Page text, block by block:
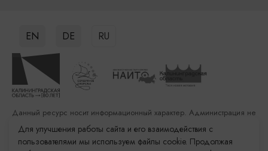
EN DE RU
Данный ресурс носит информационный характер. Администрация не
несет ответственности за качество услуг, предоставленных
сторонними организациями
Для улучшения работы сайта и его взаимодействия с
пользователями мы используем файлы cookie. Продолжая